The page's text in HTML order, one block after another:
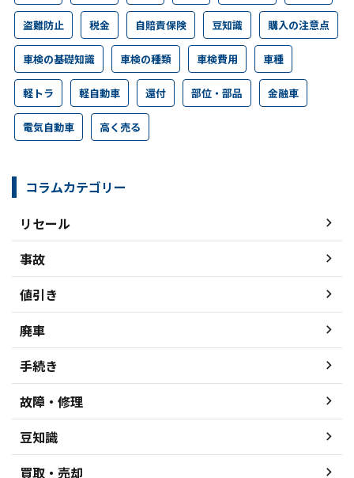
盗難防止 税金 自賠責保険 豆知識 購入の注意点
車検の基礎知識 車検の種類 車検費用 車種
軽トラ 軽自動車 還付 部位・部品 金融車
電気自動車 高く売る
コラムカテゴリー
リセール
事故
値引き
廃車
手続き
故障・修理
豆知識
買取・売却